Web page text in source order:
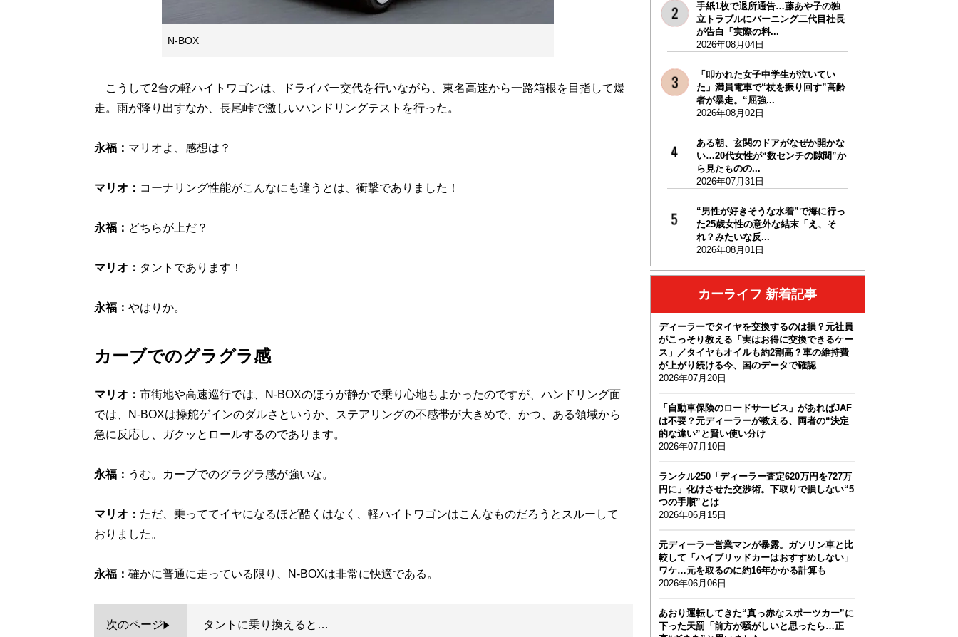
N-BOX
こうして2台の軽ハイトワゴンは、ドライバー交代を行いながら、東名高速から一路箱根を目指して爆
走。雨が降り出すなか、長尾峠で激しいハンドリングテストを行った。
永福： マリオよ、感想は？
マリオ： コーナリング性能がこんなにも違うとは、衝撃でありました！
永福： どちらが上だ？
マリオ： タントであります！
永福： やはりか。
カーブでのグラグラ感
マリオ： 市街地や高速巡行では、N-BOXのほうが静かで乗り心地もよかったのですが、ハンドリング面
では、N-BOXは操舵ゲインのダルさというか、ステアリングの不感帯が大きめで、かつ、ある領域から
急に反応し、ガクッとロールするのであります。
永福： うむ。カーブでのグラグラ感が強いな。
マリオ： ただ、乗っててイヤになるほど酷くはなく、軽ハイトワゴンはこんなものだろうとスルーして
おりました。
永福： 確かに普通に走っている限り、N-BOXは非常に快適である。
次のページ タントに乗り換えると…
手紙1枚で退所通告…藤あや子の独
立トラブルにバーニング二代目社長
が告白「実際の料...
2026年08月04日
「叩かれた女子中学生が泣いてい
た」満員電車で“杖を振り回す”高齢
者が暴走。“屈強...
2026年08月02日
ある朝、玄関のドアがなぜか開かな
い…20代女性が“数センチの隙間”か
ら見たものの...
2026年07月31日
“男性が好きそうな水着”で海に行っ
た25歳女性の意外な結末「え、そ
れ？みたいな反...
2026年08月01日
カーライフ 新着記事
ディーラーでタイヤを交換するのは損？元社員
がこっそり教える「実はお得に交換できるケー
ス」／タイヤもオイルも約2割高？車の維持費
が上がり続ける今、国のデータで確認
2026年07月20日
「自動車保険のロードサービス」があればJAF
は不要？元ディーラーが教える、両者の“決定
的な違い”と賢い使い分け
2026年07月10日
ランクル250「ディーラー査定620万円を727万
円に」化けさせた交渉術。下取りで損しない“5
つの手順”とは
2026年06月15日
元ディーラー営業マンが暴露。ガソリン車と比
較して「ハイブリッドカーはおすすめしない」
ワケ…元を取るのに約16年かかる計算も
2026年06月06日
あおり運転してきた“真っ赤なスポーツカー”に
下った天罰「前方が騒がしいと思ったら…正